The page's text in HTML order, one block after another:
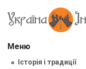
Меню
Історія і традиції